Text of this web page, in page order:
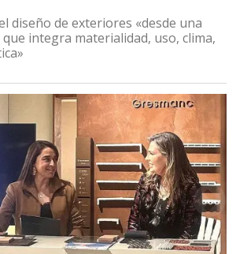
diseño de exteriores «desde una
integra materialidad, uso, clima,